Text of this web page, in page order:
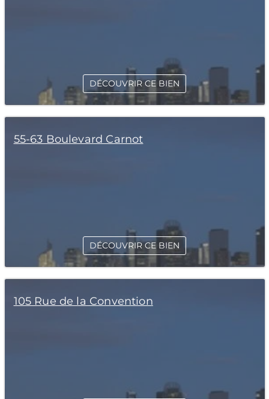
DÉCOUVRIR CE BIEN
55-63 Boulevard Carnot
DÉCOUVRIR CE BIEN
105 Rue de la Convention